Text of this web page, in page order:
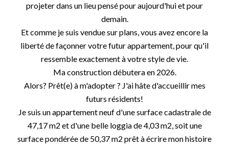
projeter dans un lieu pensé pour aujourd'hui et pour
demain.
Et comme je suis vendue sur plans, vous avez encore la
liberté de façonner votre futur appartement, pour qu'il
ressemble exactement à votre style de vie.
Ma construction débutera en 2026.
Alors? Prêt(e) à m'adopter ? J'ai hâte d'accueillir mes
futurs résidents!
Je suis un appartement neuf d'une surface cadastrale de
47,17 m2 et d'une belle loggia de 4,03 m2, soit une
surface pondérée de 50,37 m2 prêt à écrire mon histoire